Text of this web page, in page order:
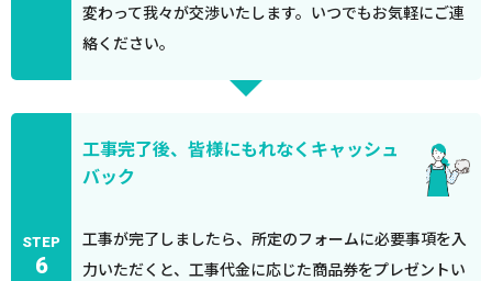
変わって我々が交渉いたします。いつでもお気軽にご連
絡ください。
STEP
6
工事完了後、皆様にもれなくキャッシュ
バック
工事が完了しましたら、所定のフォームに必要事項を入
力いただくと、工事代金に応じた商品券をプレゼントい